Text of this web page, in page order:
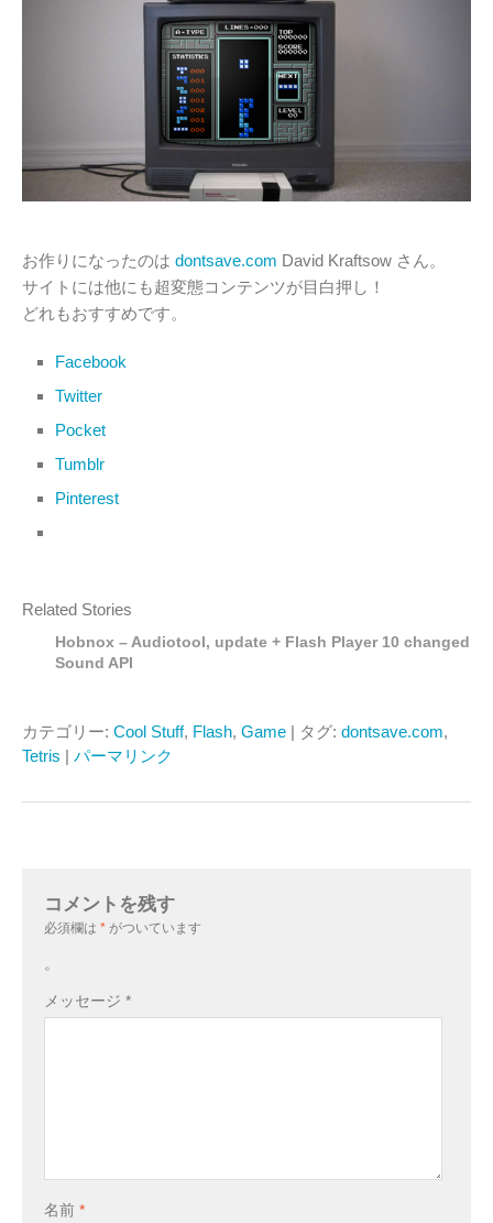
お作りになったのは dontsave.com David Kraftsow さん。
サイトには他にも超変態コンテンツが目白押し！
どれもおすすめです。
Facebook
Twitter
Pocket
Tumblr
Pinterest
Related Stories
Hobnox – Audiotool, update + Flash Player 10 changed
Sound API
カテゴリー: Cool Stuff, Flash, Game | タグ: dontsave.com,
Tetris | パーマリンク
コメントを残す
必須欄は * がついています
。
メッセージ *
名前 *